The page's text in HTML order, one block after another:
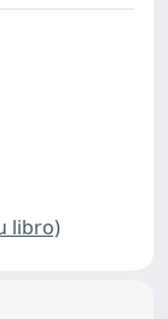
libro)